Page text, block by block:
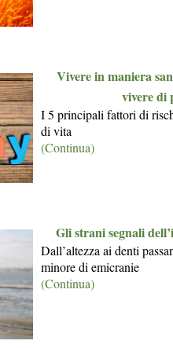
Vivere in maniera
vivere di
I 5 principali fattori di
di vita
(Continua)
Gli strani segnali
Dall’altezza ai denti
minore di emicranie
(Continua)